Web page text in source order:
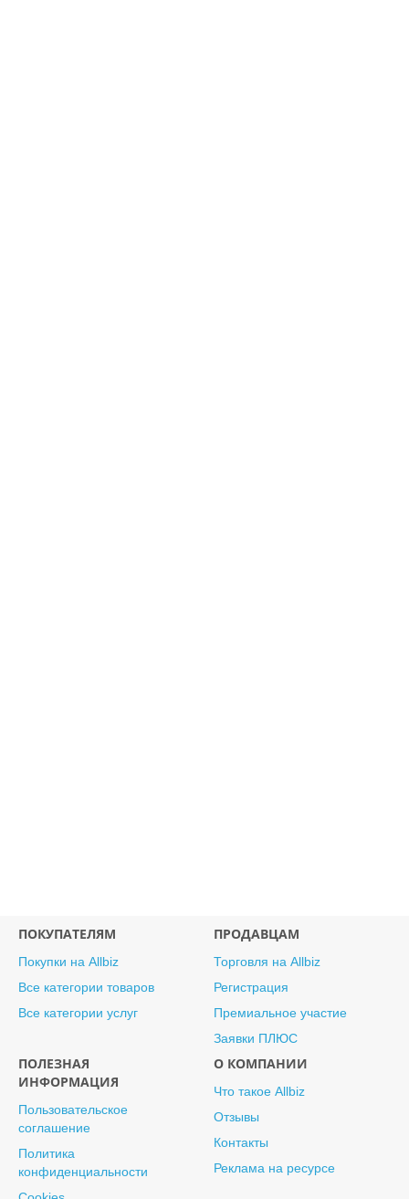
ПОКУПАТЕЛЯМ
Покупки на Allbiz
Все категории товаров
Все категории услуг
ПРОДАВЦАМ
Торговля на Allbiz
Регистрация
Премиальное участие
Заявки ПЛЮС
ПОЛЕЗНАЯ
ИНФОРМАЦИЯ
Пользовательское
соглашение
Политика
конфиденциальности
О КОМПАНИИ
Что такое Allbiz
Отзывы
Контакты
Реклама на ресурсе